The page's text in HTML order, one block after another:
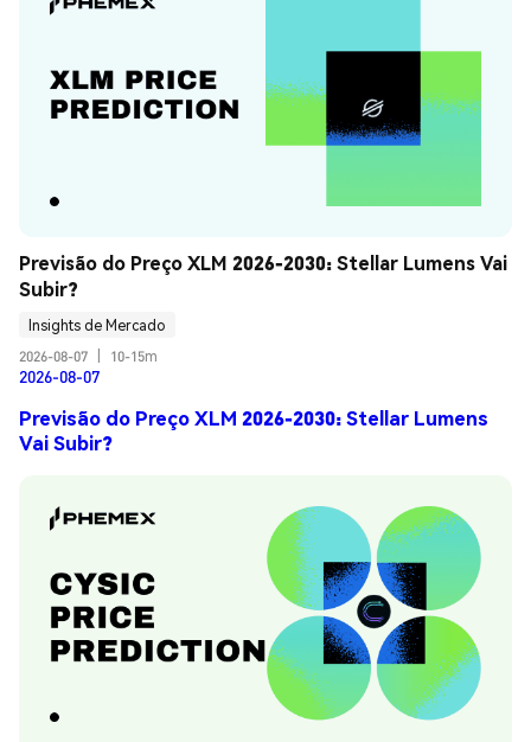
Previsão do Preço XLM 2026-2030: Stellar Lumens Vai
Subir?
Insights de Mercado
2026-08-07
10-15m
2026-08-07
Previsão do Preço XLM 2026-2030: Stellar Lumens
Vai Subir?